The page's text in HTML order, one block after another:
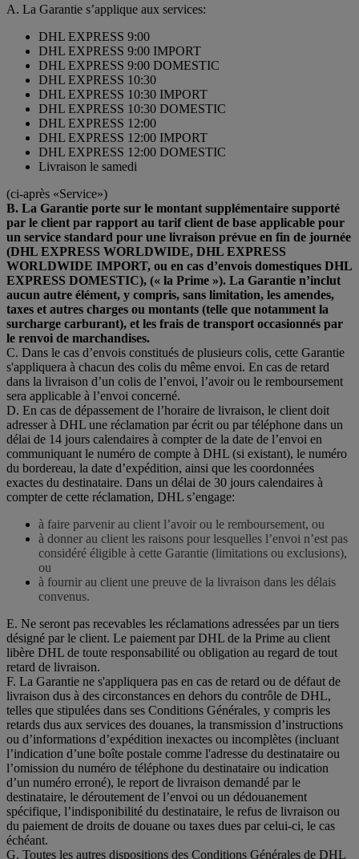
A. La Garantie s’applique aux services:
DHL EXPRESS 9:00
DHL EXPRESS 9:00 IMPORT
DHL EXPRESS 9:00 DOMESTIC
DHL EXPRESS 10:30
DHL EXPRESS 10:30 IMPORT
DHL EXPRESS 10:30 DOMESTIC
DHL EXPRESS 12:00
DHL EXPRESS 12:00 IMPORT
DHL EXPRESS 12:00 DOMESTIC
Livraison le samedi
(ci-après «Service»)
B. La Garantie porte sur le montant supplémentaire supporté
par le client par rapport au tarif client de base applicable pour
un service standard pour une livraison prévue en fin de journée
(DHL EXPRESS WORLDWIDE, DHL EXPRESS
WORLDWIDE IMPORT, ou en cas d’envois domestiques DHL
EXPRESS DOMESTIC), (« la Prime »). La Garantie n’inclut
aucun autre élément, y compris, sans limitation, les amendes,
taxes et autres charges ou montants (telle que notamment la
surcharge carburant), et les frais de transport occasionnés par
le renvoi de marchandises.
C. Dans le cas d’envois constitués de plusieurs colis, cette Garantie
s'appliquera à chacun des colis du même envoi. En cas de retard
dans la livraison d’un colis de l’envoi, l’avoir ou le remboursement
sera applicable à l’envoi concerné.
D. En cas de dépassement de l’horaire de livraison, le client doit
adresser à DHL une réclamation par écrit ou par téléphone dans un
délai de 14 jours calendaires à compter de la date de l’envoi en
communiquant le numéro de compte à DHL (si existant), le numéro
du bordereau, la date d’expédition, ainsi que les coordonnées
exactes du destinataire. Dans un délai de 30 jours calendaires à
compter de cette réclamation, DHL s’engage:
à faire parvenir au client l’avoir ou le remboursement, ou
à donner au client les raisons pour lesquelles l’envoi n’est pas
considéré éligible à cette Garantie (limitations ou exclusions),
ou
à fournir au client une preuve de la livraison dans les délais
convenus.
E. Ne seront pas recevables les réclamations adressées par un tiers
désigné par le client. Le paiement par DHL de la Prime au client
libère DHL de toute responsabilité ou obligation au regard de tout
retard de livraison.
F. La Garantie ne s'appliquera pas en cas de retard ou de défaut de
livraison dus à des circonstances en dehors du contrôle de DHL,
telles que stipulées dans ses Conditions Générales, y compris les
retards dus aux services des douanes, la transmission d’instructions
ou d’informations d’expédition inexactes ou incomplètes (incluant
l’indication d’une boîte postale comme l'adresse du destinataire ou
l’omission du numéro de téléphone du destinataire ou indication
d’un numéro erroné), le report de livraison demandé par le
destinataire, le déroutement de l’envoi ou un dédouanement
spécifique, l’indisponibilité du destinataire, le refus de livraison ou
du paiement de droits de douane ou taxes dues par celui-ci, le cas
échéant.
G. Toutes les autres dispositions des Conditions Générales de DHL